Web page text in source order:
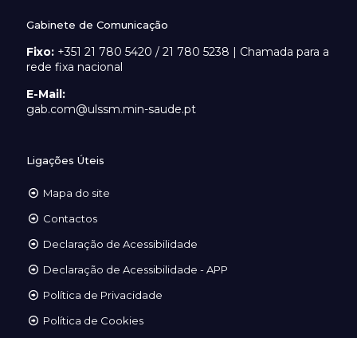
Gabinete de Comunicação
Fixo: +351 21 780 5420 / 21 780 5238 | Chamada para a
rede fixa nacional
E-Mail:
gab.com@ulssm.min-saude.pt
Ligações Úteis
Mapa do site
Contactos
Declaração de Acessibilidade
Declaração de Acessibilidade - APP
Política de Privacidade
Política de Cookies